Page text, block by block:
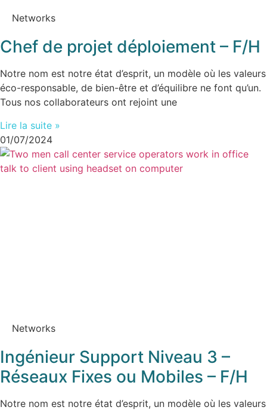
Networks
Chef de projet déploiement – F/H
Notre nom est notre état d’esprit, un modèle où les valeurs
éco-responsable, de bien-être et d’équilibre ne font qu’un.
Tous nos collaborateurs ont rejoint une
Lire la suite »
01/07/2024
Networks
Ingénieur Support Niveau 3 –
Réseaux Fixes ou Mobiles – F/H
Notre nom est notre état d’esprit, un modèle où les valeurs